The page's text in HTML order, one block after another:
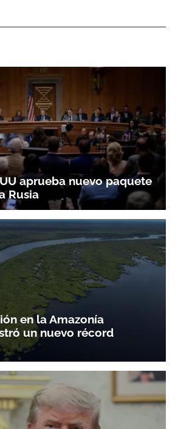
aprueba nuevo paquete
Rusia
en la Amazonía
un nuevo récord